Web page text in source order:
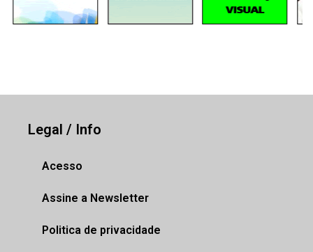
Legal / Info
Acesso
Assine a Newsletter
Politica de privacidade